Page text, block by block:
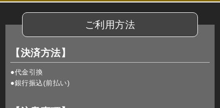
ご利用方法
【決済方法】
●代金引換
●銀行振込(前払い)